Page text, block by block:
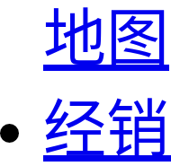
地图
经